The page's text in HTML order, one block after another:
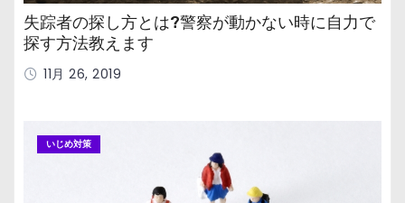
失踪者の探し方とは?警察が動かない時に自力で
探す方法教えます
11月 26, 2019
いじめ対策